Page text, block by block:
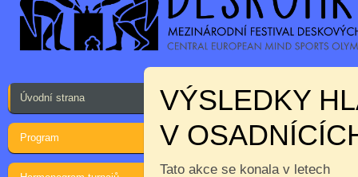
Úvodní strana
Program
VÝSLEDKY
V
Tato akce se konala v letech